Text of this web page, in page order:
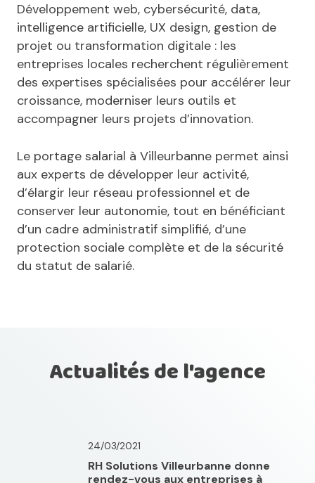
Développement web, cybersécurité, data,
intelligence artificielle, UX design, gestion de
projet ou transformation digitale : les
entreprises locales recherchent régulièrement
des expertises spécialisées pour accélérer leur
croissance, moderniser leurs outils et
accompagner leurs projets d’innovation.
Le portage salarial à Villeurbanne permet ainsi
aux experts de développer leur activité,
d’élargir leur réseau professionnel et de
conserver leur autonomie, tout en bénéficiant
d’un cadre administratif simplifié, d’une
protection sociale complète et de la sécurité
du statut de salarié.
Actualités de l'agence
24/03/2021
RH Solutions Villeurbanne donne
rendez-vous aux entreprises à